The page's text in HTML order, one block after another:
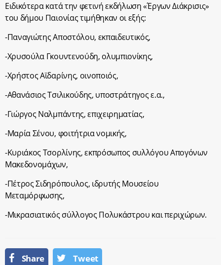
Ειδικότερα κατά την φετινή εκδήλωση «Έργων Διάκρισις»
του δήμου Παιονίας τιμήθηκαν οι εξής:
-Παναγιώτης Αποστόλου, εκπαιδευτικός,
-Χρυσούλα Γκουντενούδη, ολυμπιονίκης,
-Χρήστος Αϊδαρίνης, οινοποιός,
-Αθανάσιος Τσιλικούδης, υποστράτηγος ε.α.,
-Γιώργος Ναλμπάντης, επιχειρηματίας,
-Μαρία Σένου, φοιτήτρια νομικής,
-Κυριάκος Τσορλίνης, εκπρόσωπος συλλόγου Απογόνων
Μακεδονομάχων,
-Πέτρος Σιδηρόπουλος, ιδρυτής Μουσείου
Μεταμόρφωσης,
-Μικρασιατικός σύλλογος Πολυκάστρου και περιχώρων.
Share Tweet